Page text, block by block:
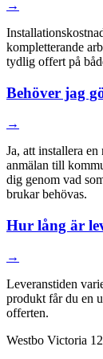
→
kompletterande
tydlig offert på
Behöver jag
→
Ja, att installera
anmälan till
dig genom vad
brukar behövas.
Hur lång är
→
Leveranstiden
produkt får du en
offerten.
Westbo Victoria